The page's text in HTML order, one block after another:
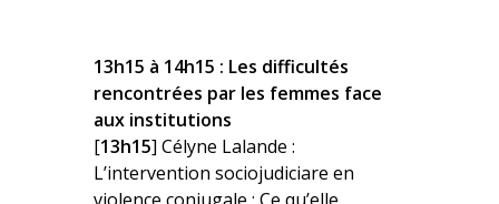
13h15 à 14h15 : Les difficultés
rencontrées par les femmes face
aux institutions
[13h15] Célyne Lalande :
L’intervention sociojudiciare en
violence conjugale : Ce qu’elle